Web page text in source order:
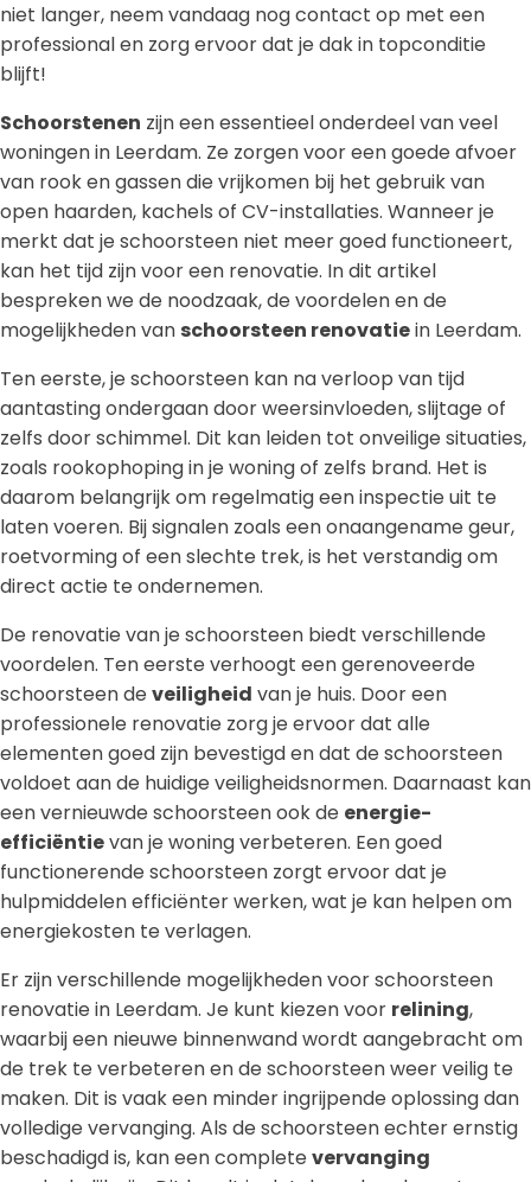
niet langer, neem vandaag nog contact op met een
professional en zorg ervoor dat je dak in topconditie
blijft!
Schoorstenen zijn een essentieel onderdeel van veel
woningen in Leerdam. Ze zorgen voor een goede afvoer
van rook en gassen die vrijkomen bij het gebruik van
open haarden, kachels of CV-installaties. Wanneer je
merkt dat je schoorsteen niet meer goed functioneert,
kan het tijd zijn voor een renovatie. In dit artikel
bespreken we de noodzaak, de voordelen en de
mogelijkheden van schoorsteen renovatiein Leerdam.
Ten eerste, je schoorsteen kan na verloop van tijd
aantasting ondergaan door weersinvloeden, slijtage of
zelfs door schimmel. Dit kan leiden tot onveilige situaties,
zoals rookophoping in je woning of zelfs brand. Het is
daarom belangrijk om regelmatig een inspectie uit te
laten voeren. Bij signalen zoals een onaangename geur,
roetvorming of een slechte trek, is het verstandig om
direct actie te ondernemen.
De renovatie van je schoorsteen biedt verschillende
voordelen. Ten eerste verhoogt een gerenoveerde
schoorsteen de veiligheid van je huis. Door een
professionele renovatie zorg je ervoor dat alle
elementen goed zijn bevestigd en dat de schoorsteen
voldoet aan de huidige veiligheidsnormen. Daarnaast kan
een vernieuwde schoorsteen ook de energie-
efficiëntievan je woning verbeteren. Een goed
functionerende schoorsteen zorgt ervoor dat je
hulpmiddelen efficiënter werken, wat je kan helpen om
energiekosten te verlagen.
Er zijn verschillende mogelijkheden voor schoorsteen
renovatie in Leerdam. Je kunt kiezen voor relining,
waarbij een nieuwe binnenwand wordt aangebracht om
de trek te verbeteren en de schoorsteen weer veilig te
maken. Dit is vaak een minder ingrijpende oplossing dan
volledige vervanging. Als de schoorsteen echter ernstig
beschadigd is, kan een complete vervanging